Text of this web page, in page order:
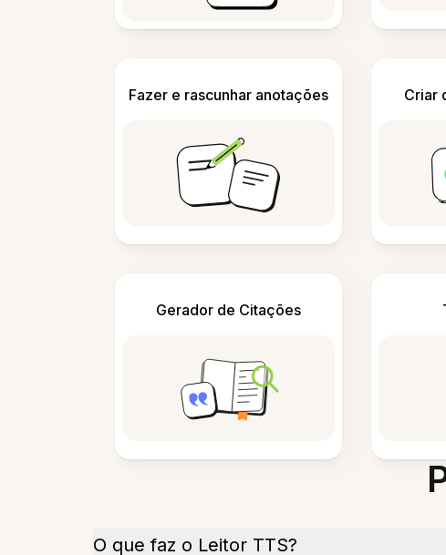
Fazer e rascunhar anotações Criar
Gerador de Citações
O que faz o Leitor TTS?